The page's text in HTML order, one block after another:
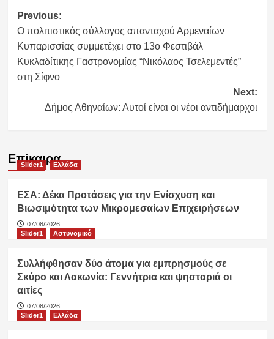
Post
navigation
Previous:
Ο πολιτιστικός σύλλογος απανταχού Αρμεναίων
Κυπαρισσίας συμμετέχει στο 13ο Φεστιβάλ
Κυκλαδίτικης Γαστρονομίας “Νικόλαος Τσελεμεντές”
στη Σίφνο
Next:
Δήμος Αθηναίων: Αυτοί είναι οι νέοι αντιδήμαρχοι
Επίκαιρα
Slider1 Ελλάδα
ΕΣΑ: Δέκα Προτάσεις για την Ενίσχυση και
Βιωσιμότητα των Μικρομεσαίων Επιχειρήσεων
07/08/2026
Slider1
Αστυνομικό
Συλλήφθησαν δύο άτομα για εμπρησμούς σε
Σκύρο και Λακωνία: Γεννήτρια και ψησταριά οι
αιτίες
07/08/2026
Slider1
Ελλάδα